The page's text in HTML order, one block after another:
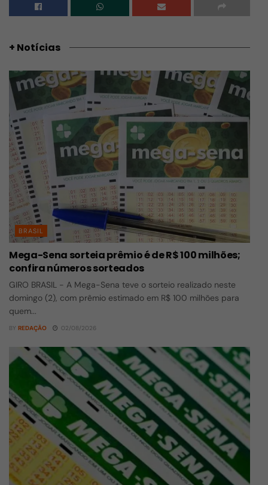
+ Notícias
BRASIL
Mega-Sena sorteia prêmio é de R$ 100 milhões;
confira números sorteados
GIRO BRASIL - A Mega-Sena teve o sorteio realizado neste
domingo (2), com prêmio estimado em R$ 100 milhões para
quem...
BY REDAÇÃO 02/08/2026